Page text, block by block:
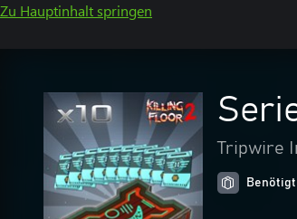
Zu Hauptinhalt springen
Tripwire